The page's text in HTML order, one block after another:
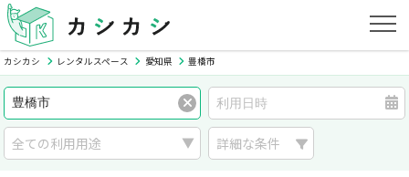
カシカシ レンタルスペース 愛知県 豊橋市
詳細な条件